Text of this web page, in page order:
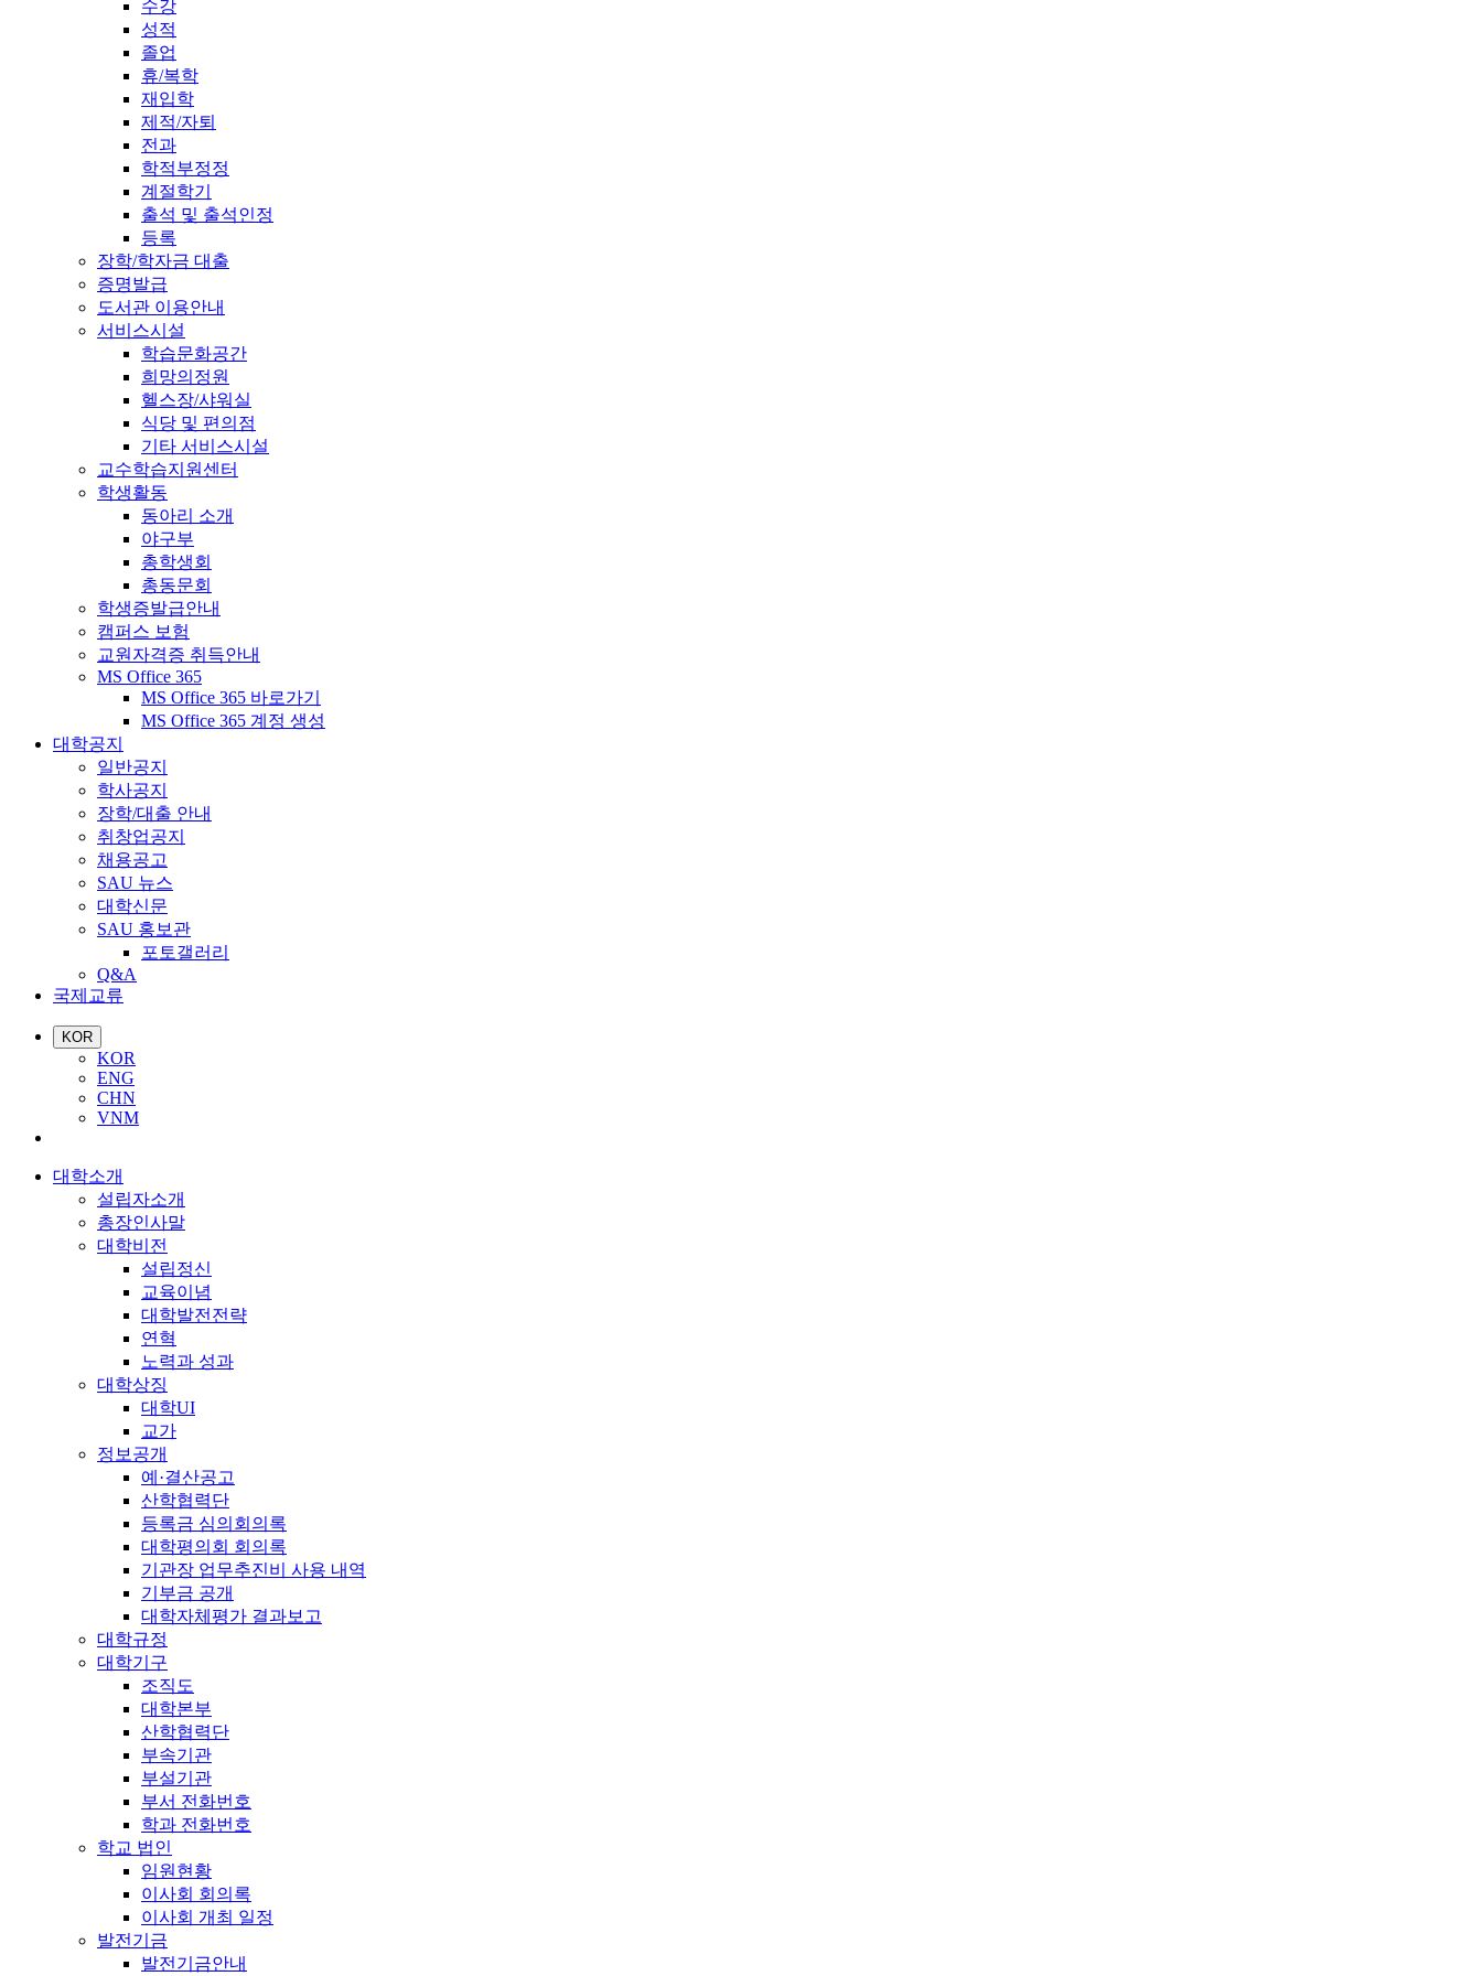
수강
성적
졸업
휴/복학
재입학
제적/자퇴
전과
학적부정정
계절학기
출석 및 출석인정
등록
장학/학자금 대출
증명발급
도서관 이용안내
서비스시설
학습문화공간
희망의정원
헬스장/샤워실
식당 및 편의점
기타 서비스시설
교수학습지원센터
학생활동
동아리 소개
야구부
총학생회
총동문회
학생증발급안내
캠퍼스 보험
교원자격증 취득안내
MS Office 365
MS Office 365 바로가기
MS Office 365 계정 생성
대학공지
일반공지
학사공지
장학/대출 안내
취창업공지
채용공고
SAU 뉴스
대학신문
SAU 홍보관
포토갤러리
Q&A
국제교류
KOR
KOR
ENG
CHN
VNM
대학소개
설립자소개
총장인사말
대학비전
설립정신
교육이념
대학발전전략
연혁
노력과 성과
대학상징
대학UI
교가
정보공개
예·결산공고
산학협력단
등록금 심의회의록
대학평의회 회의록
기관장 업무추진비 사용 내역
기부금 공개
대학자체평가 결과보고
대학규정
대학기구
조직도
대학본부
산학협력단
부속기관
부설기관
부서 전화번호
학과 전화번호
학교 법인
임원현황
이사회 회의록
이사회 개최 일정
발전기금
발전기금안내